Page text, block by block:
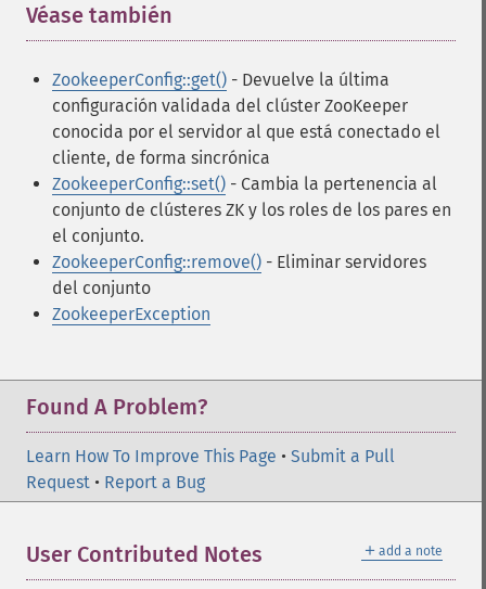
Véase también
ZookeeperConfig::get() - Devuelve la última
configuración validada del clúster ZooKeeper
conocida por el servidor al que está conectado el
cliente, de forma sincrónica
ZookeeperConfig::set() - Cambia la pertenencia al
conjunto de clústeres ZK y los roles de los pares en
el conjunto.
ZookeeperConfig::remove() - Eliminar servidores
del conjunto
ZookeeperException
Found A Problem?
Learn How To Improve This Page • Submit a Pull
Request • Report a Bug
＋ add a note
User Contributed Notes